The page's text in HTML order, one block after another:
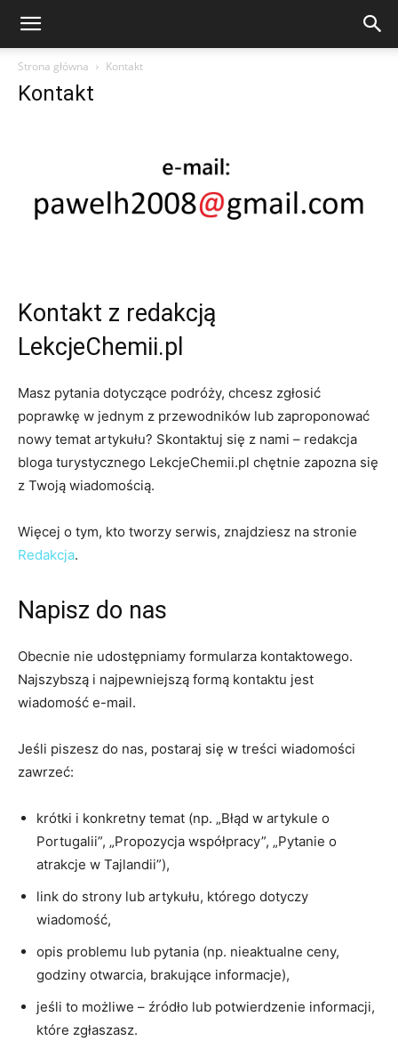
Strona główna Kontakt
Kontakt
Kontakt z redakcją
LekcjeChemii.pl
Masz pytania dotyczące podróży, chcesz zgłosić
poprawkę w jednym z przewodników lub zaproponować
nowy temat artykułu? Skontaktuj się z nami – redakcja
bloga turystycznego LekcjeChemii.pl chętnie zapozna się
z Twoją wiadomością.
Więcej o tym, kto tworzy serwis, znajdziesz na stronie
Redakcja.
Napisz do nas
Obecnie nie udostępniamy formularza kontaktowego.
Najszybszą i najpewniejszą formą kontaktu jest
wiadomość e-mail.
Jeśli piszesz do nas, postaraj się w treści wiadomości
zawrzeć:
krótki i konkretny temat (np. „Błąd w artykule o
Portugalii”, „Propozycja współpracy”, „Pytanie o
atrakcje w Tajlandii”),
link do strony lub artykułu, którego dotyczy
wiadomość,
opis problemu lub pytania (np. nieaktualne ceny,
godziny otwarcia, brakujące informacje),
jeśli to możliwe – źródło lub potwierdzenie informacji,
które zgłaszasz.